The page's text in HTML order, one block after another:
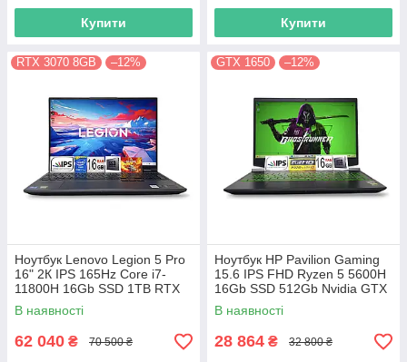
Купити Купити
RTX 3070 8GB –12%
Ноутбук Lenovo Legion 5 Pro
16" 2К IPS 165Hz Core i7-
11800H 16Gb SSD 1TB RTX
3070 8GB
В наявності
62 040 ₴ 70 500 ₴
GTX 1650 –12%
Ноутбук HP Pavilion Gaming
15.6 IPS FHD Ryzen 5 5600H
16Gb SSD 512Gb Nvidia GTX
1650 4GB
В наявності
28 864 ₴ 32 800 ₴